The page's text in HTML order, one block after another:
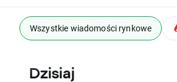
Wszystkie wiadomości rynkowe
Dzisiaj